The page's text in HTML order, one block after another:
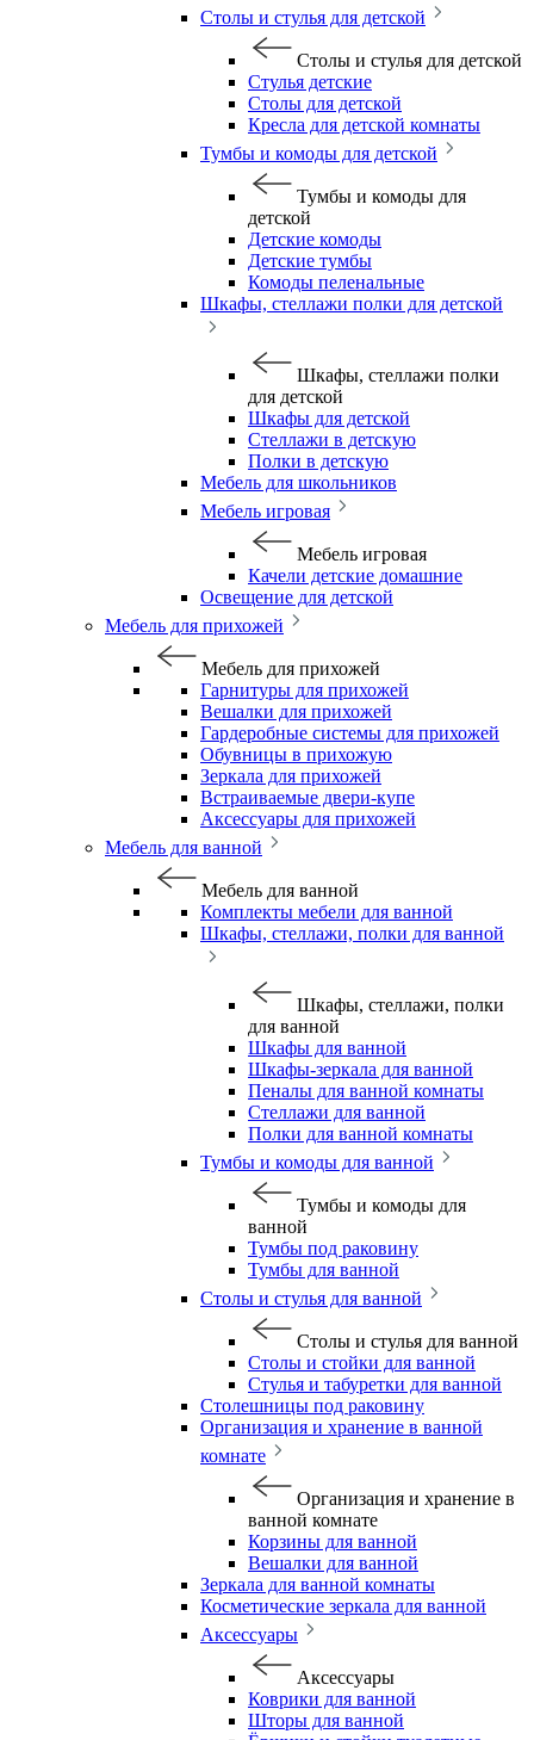
Столы и стулья для детской
Столы и стулья для детской
Стулья детские
Столы для детской
Кресла для детской комнаты
Тумбы и комоды для детской
Тумбы и комоды для
детской
Детские комоды
Детские тумбы
Комоды пеленальные
Шкафы, стеллажи полки для детской
Шкафы, стеллажи полки
для детской
Шкафы для детской
Стеллажи в детскую
Полки в детскую
Мебель для школьников
Мебель игровая
Мебель игровая
Качели детские домашние
Освещение для детской
Мебель для прихожей
Мебель для прихожей
Гарнитуры для прихожей
Вешалки для прихожей
Гардеробные системы для прихожей
Обувницы в прихожую
Зеркала для прихожей
Встраиваемые двери-купе
Аксессуары для прихожей
Мебель для ванной
Мебель для ванной
Комплекты мебели для ванной
Шкафы, стеллажи, полки для ванной
Шкафы, стеллажи, полки
для ванной
Шкафы для ванной
Шкафы-зеркала для ванной
Пеналы для ванной комнаты
Стеллажи для ванной
Полки для ванной комнаты
Тумбы и комоды для ванной
Тумбы и комоды для
ванной
Тумбы под раковину
Тумбы для ванной
Столы и стулья для ванной
Столы и стулья для ванной
Столы и стойки для ванной
Стулья и табуретки для ванной
Столешницы под раковину
Организация и хранение в ванной
комнате
Организация и хранение в
ванной комнате
Корзины для ванной
Вешалки для ванной
Зеркала для ванной комнаты
Косметические зеркала для ванной
Аксессуары
Аксессуары
Коврики для ванной
Шторы для ванной